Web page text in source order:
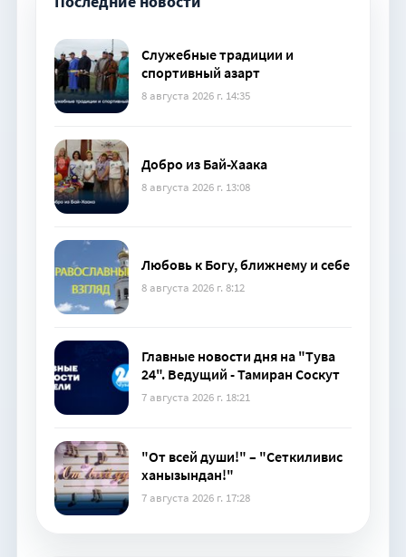
Служебные традиции и
спортивный азарт
8 августа 2026 г. 14:35
Добро из Бай-Хаака
8 августа 2026 г. 13:08
Любовь к Богу, ближнему и себе
8 августа 2026 г. 8:12
Главные новости дня на "Тува
24". Ведущий - Тамиран Соскут
7 августа 2026 г. 18:21
"От всей души!" – "Сеткиливис
ханызындан!"
7 августа 2026 г. 17:28